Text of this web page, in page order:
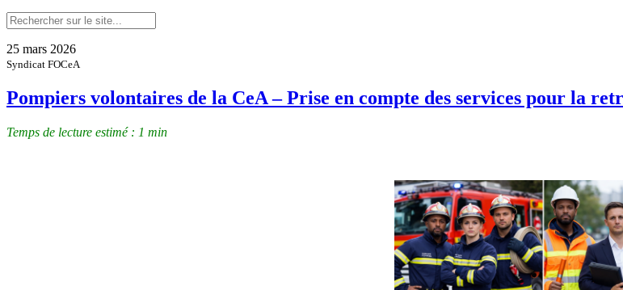
25 mars 2026
Syndicat FOCeA
Pompiers volontaires de la CeA – Prise en compte des services pour la
Temps de lecture estimé : 1 min